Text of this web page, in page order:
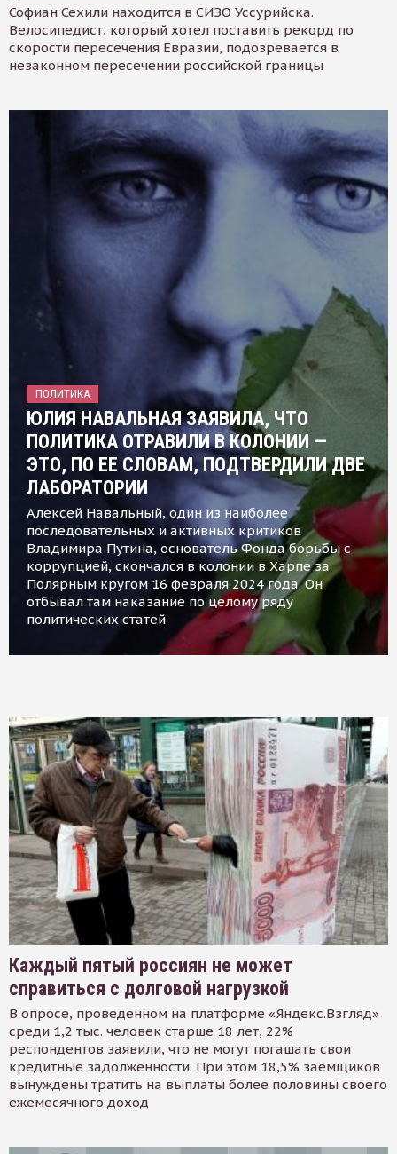
Софиан Сехили находится в СИЗО Уссурийска.
Велосипедист, который хотел поставить рекорд по
скорости пересечения Евразии, подозревается в
незаконном пересечении российской границы
ПОЛИТИКА
ЮЛИЯ НАВАЛЬНАЯ ЗАЯВИЛА, ЧТО
ПОЛИТИКА ОТРАВИЛИ В КОЛОНИИ —
ЭТО, ПО ЕЕ СЛОВАМ, ПОДТВЕРДИЛИ ДВЕ
ЛАБОРАТОРИИ
Алексей Навальный, один из наиболее
последовательных и активных критиков
Владимира Путина, основатель Фонда борьбы с
коррупцией, скончался в колонии в Харпе за
Полярным кругом 16 февраля 2024 года. Он
отбывал там наказание по целому ряду
политических статей
Каждый пятый россиян не может
справиться с долговой нагрузкой
В опросе, проведенном на платформе «Яндекс.Взгляд»
среди 1,2 тыс. человек старше 18 лет, 22%
респондентов заявили, что не могут погашать свои
кредитные задолженности. При этом 18,5% заемщиков
вынуждены тратить на выплаты более половины своего
ежемесячного доход